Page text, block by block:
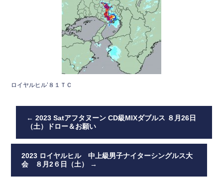
ロイヤルヒル’８１ＴＣ
← 2023 Satアフタヌーン CD級MIXダブルス ８月26日
（土）ドロー＆お願い
2023 ロイヤルヒル 中上級男子ナイターシングルス大
会 ８月2６日（土）
→